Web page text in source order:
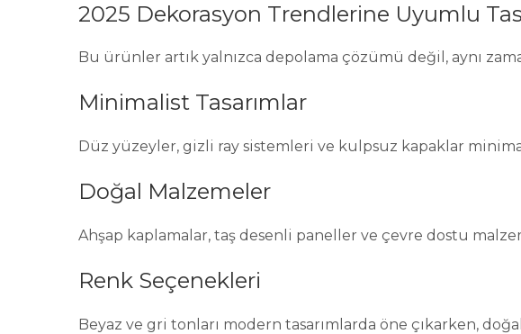
2025 Dekorasyon Trendlerine Uyumlu
Bu ürünler artık yalnızca depolama çözümü değil, aynı
Minimalist Tasarımlar
Düz yüzeyler, gizli ray sistemleri ve kulpsuz kapaklar
Doğal Malzemeler
Ahşap kaplamalar, taş desenli paneller ve çevre dostu
Renk Seçenekleri
Beyaz ve gri tonları modern tasarımlarda öne çıkarken,